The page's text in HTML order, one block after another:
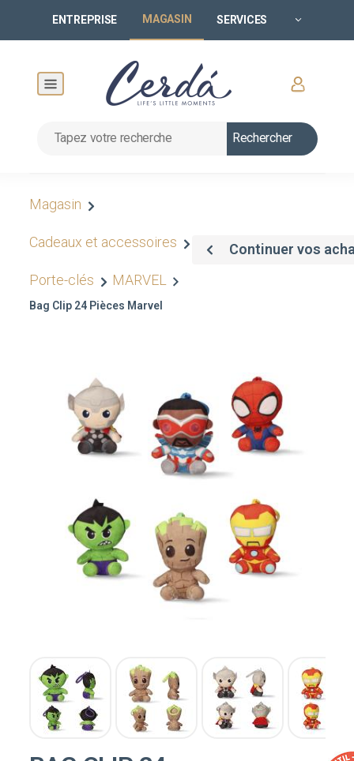
ENTREPRISE MAGASIN SERVICES
Rechercher
Magasin
Cadeaux et accessoires
Porte-clés MARVEL
Bag Clip 24 Pièces Marvel
Continuer vos